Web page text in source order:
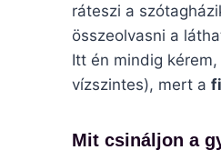
ráteszi a
összeolvasni a
Itt én mindig
vízszintes), mert a
Mit csináljon a